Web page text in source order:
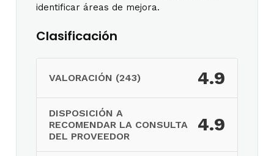
identificar áreas de mejora.
Clasificación
VALORACIÓN (243) 4.9
DISPOSICIÓN A
RECOMENDAR LA CONSULTA
DEL PROVEEDOR
4.9